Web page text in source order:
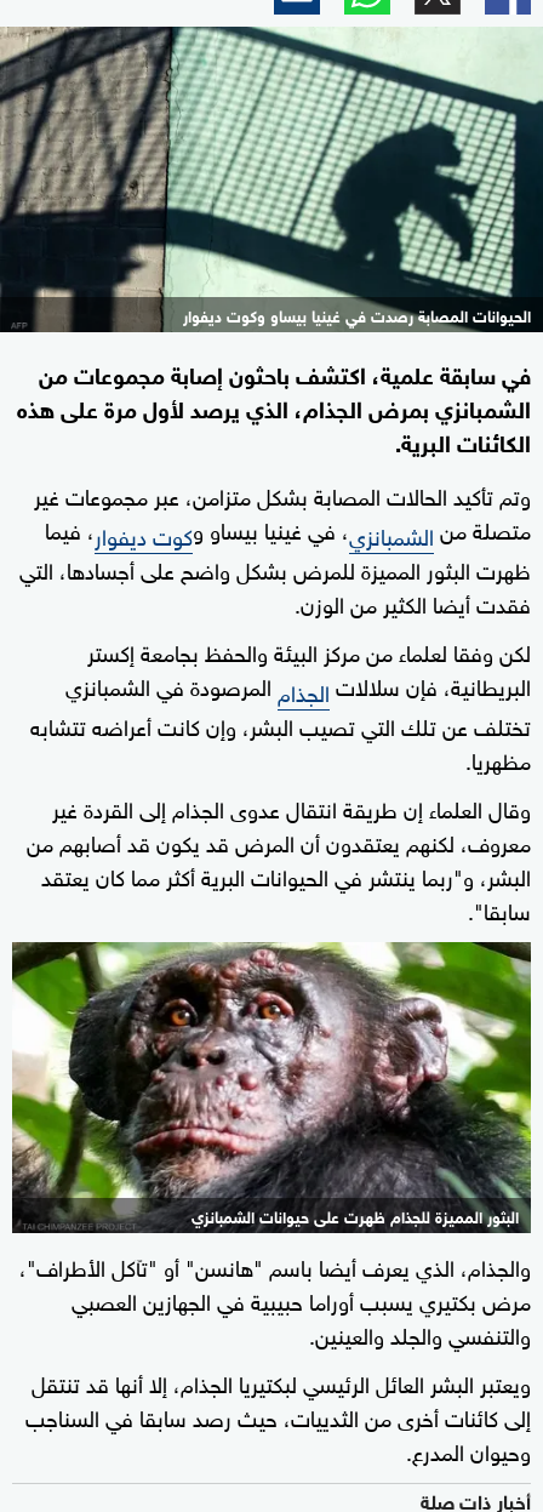
الحيوانات المصابة رصدت في غينيا بيساو وكوت ديفوار
في سابقة علمية، اكتشف باحثون إصابة مجموعات من
الشمبانزي بمرض الجذام، الذي يرصد لأول مرة على هذه
الكائنات البرية.
وتم تأكيد الحالات المصابة بشكل متزامن، عبر مجموعات غير
متصلة منالشمبانزي، في غينيا بيساو وكوت ديفوار، فيما
ظهرت البثور المميزة للمرض بشكل واضح على أجسادها، التي
فقدت أيضا الكثير من الوزن.
لكن وفقا لعلماء من مركز البيئة والحفظ بجامعة إكستر
البريطانية، فإن سلالاتالجذام المرصودة في الشمبانزي
تختلف عن تلك التي تصيب البشر، وإن كانت أعراضه تتشابه
مظهريا.
وقال العلماء إن طريقة انتقال عدوى الجذام إلى القردة غير
معروف، لكنهم يعتقدون أن المرض قد يكون قد أصابهم من
البشر، و"ربما ينتشر في الحيوانات البرية أكثر مما كان يعتقد
سابقا".
البثور المميزة للجذام ظهرت على حيوانات الشمبانزي
والجذام، الذي يعرف أيضا باسم "هانسن" أو "تآكل الأطراف"،
مرض بكتيري يسبب أوراما حبيبية في الجهازين العصبي
والتنفسي والجلد والعينين.
ويعتبر البشر العائل الرئيسي لبكتيريا الجذام، إلا أنها قد تنتقل
إلى كائنات أخرى من الثدييات، حيث رصد سابقا في السناجب
وحيوان المدرع.
أخبار ذات صلة